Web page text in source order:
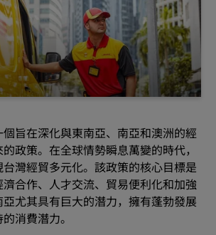
旨在深化與東南亞、南亞和澳洲的經
政策。在全球情勢瞬息萬變的時代，
灣經貿多元化。該政策的核心目標是
合作、人才交流、貿易便利化和加強
尤其具有巨大的潛力，擁有蓬勃發展
消費潛力。